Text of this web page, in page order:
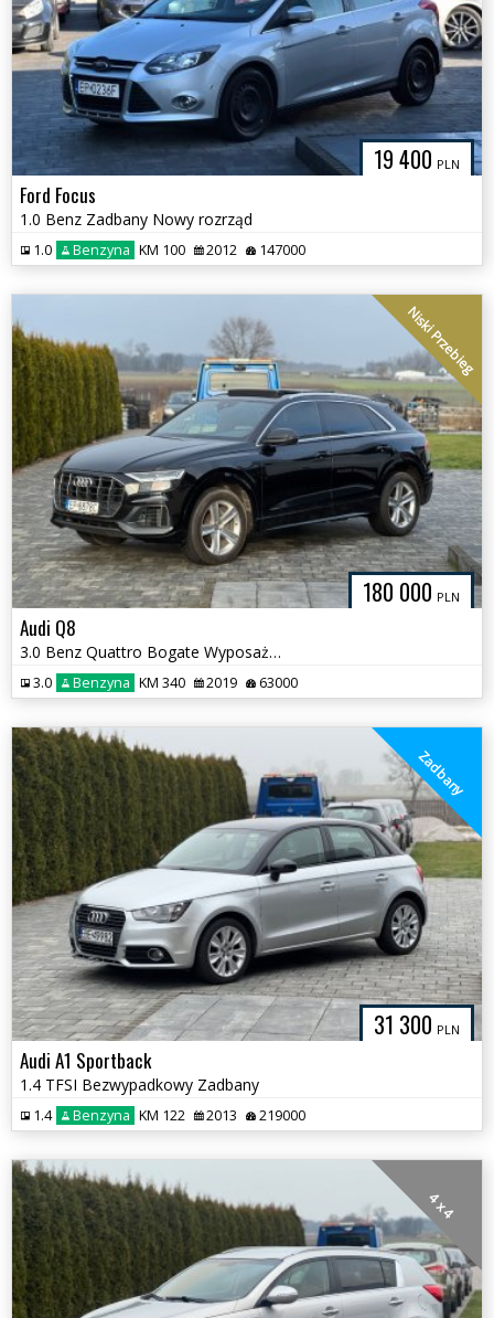
19 400 PLN
Ford Focus
1.0 Benz Zadbany Nowy rozrząd
1.0 Benzyna KM 100 2012 147000
180 000 PLN
Niski Przebieg
Audi Q8
3.0 Benz Quattro Bogate Wyposażenie
3.0 Benzyna KM 340 2019 63000
31 300 PLN
Zadbany
Audi A1 Sportback
1.4 TFSI Bezwypadkowy Zadbany
1.4 Benzyna KM 122 2013 219000
4 x 4